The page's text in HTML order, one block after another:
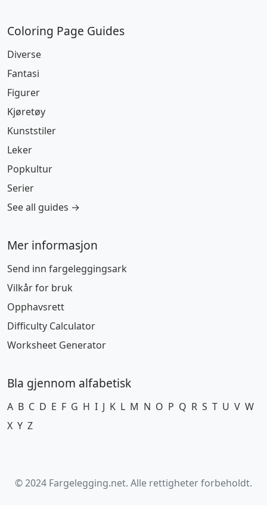
Coloring Page Guides
Diverse
Fantasi
Figurer
Kjøretøy
Kunststiler
Leker
Popkultur
Serier
See all guides →
Mer informasjon
Send inn fargeleggingsark
Vilkår for bruk
Opphavsrett
Difficulty Calculator
Worksheet Generator
Bla gjennom alfabetisk
A B C D E F G H I J K L M N O P Q R S T U V W
X Y Z
© 2024 Fargelegging.net. Alle rettigheter forbeholdt.